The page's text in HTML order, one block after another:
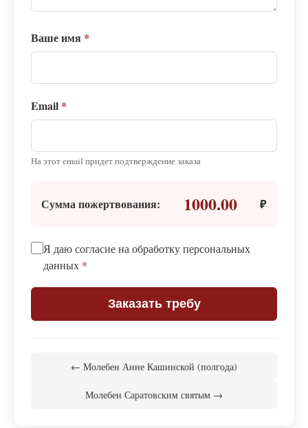
Ваше имя *
Email *
На этот email придет подтверждение заказа
Сумма пожертвования: 1000.00 ₽
Я даю согласие на обработку персональных
данных *
Заказать требу
← Молебен Анне Кашинской (полгода)
Молебен Саратовским святым →